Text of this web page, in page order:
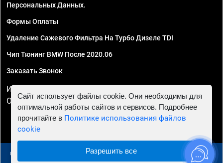
Персональных Данных.
Формы Оплаты
Удаление Сажевого Фильтра На Турбо Дизеле TDI
Чип Тюнинг BMW После 2020.06
Заказать Звонок
ИП Смирнов Георгий Павлович. ИНН 781302555843,
ОГРНИП 324470400032610
© 2010 - 2026 Чип тюнинг в Москве и МО - Автосервис
Сайт использует файлы cookie. Они необходимы для
оптимальной работы сайтов и сервисов. Подробнее
прочитайте в Политике использования файлов
cookie
Разрешить все